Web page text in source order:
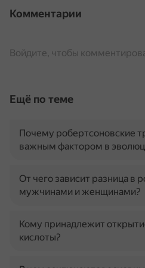
Комментарии
Войдите, чтобы
Ещё по теме
Почему робертсоновские
важным фактором в
От чего зависит разница в
мужчинами и женщинами?
Кому принадлежит
кислоты?